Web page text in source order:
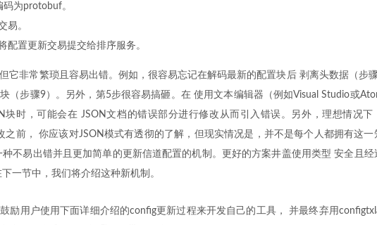
为protobuf。
易。
配置更新交易提交给排序服务。
它非常繁琐且容易出错。例如，很容易忘记在解码最新的配置块后 剥离头数据（步
（步骤9）。另外，第5步很容易搞砸。在 使用文本编辑器（例如Visual Studio或
块时，可能会在 JSON文档的错误部分进行修改从而引入错误。另外，理想情况下
之前， 你应该对JSON模式有透彻的了解，但现实情况是，并不是每个人都拥有这一
种不易出错并且更加简单的更新信道配置的机制。更好的方案井盖使用类型 安全且经
一节中，我们将介绍这种新机制。
励用户使用下面详细介绍的config更新过程来开发自己的工具， 并最终弃用